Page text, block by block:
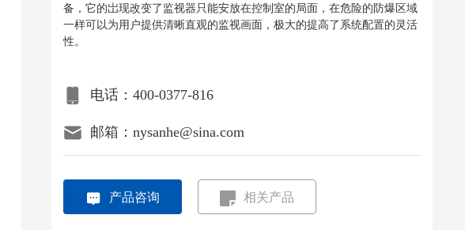
备，它的岀现改变了监视器只能安放在控制室的局面，在危险的防爆区域
一样可以为用户提供清晰直观的监视画面，极大的提高了系统配置的灵活
性。
电话：400-0377-816
邮箱：nysanhe@sina.com
产品咨询 相关产品